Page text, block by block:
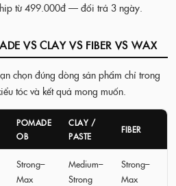
từ 499.000đ — đổi trả 3 ngày.
VS CLAY VS FIBER VS WAX
chọn đúng dòng sản phẩm chỉ trong
tóc và kết quả mong muốn.
POMADE
OB
CLAY /
PASTE
FIBER
Strong–
Max
Medium–
Strong
Strong–
Max